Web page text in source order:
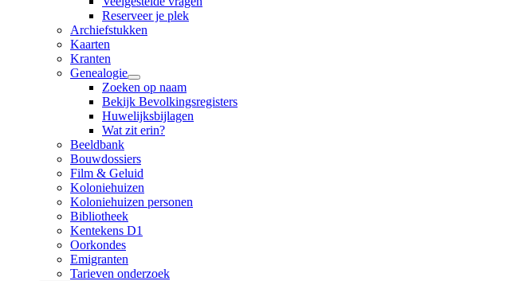
Reserveer je plek
Archiefstukken
Kaarten
Kranten
Genealogie
Zoeken op naam
Bekijk Bevolkingsregisters
Huwelijksbijlagen
Wat zit erin?
Beeldbank
Bouwdossiers
Film & Geluid
Koloniehuizen
Koloniehuizen personen
Bibliotheek
Kentekens D1
Oorkondes
Emigranten
Tarieven onderzoek